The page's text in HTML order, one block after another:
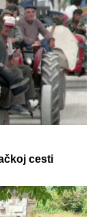
cesti